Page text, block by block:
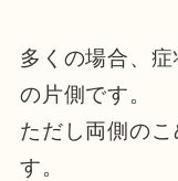
多くの場合、
の片側です。
ただし両側の
す。